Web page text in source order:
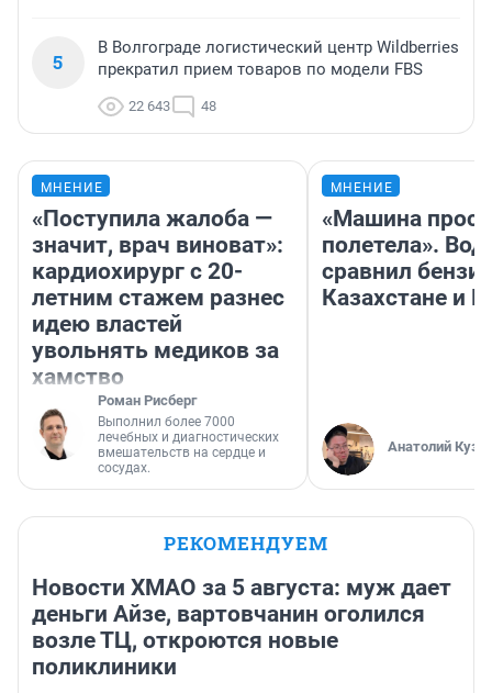
5
В Волгограде логистический центр Wildberries
прекратил прием товаров по модели FBS
22 643 48
МНЕНИЕ
«Поступила жалоба —
значит, врач виноват»:
кардиохирург с 20-
летним стажем разнес
идею властей
увольнять медиков за
хамство
Роман Рисберг
Выполнил более 7000
лечебных и диагностических
вмешательств на сердце и
сосудах.
МНЕНИЕ
«Машина
полетела».
сравнил
Казахстане и
Анатолий
РЕКОМЕНДУЕМ
Новости ХМАО за 5 августа: муж дает
деньги Айзе, вартовчанин оголился
возле ТЦ, откроются новые
поликлиники